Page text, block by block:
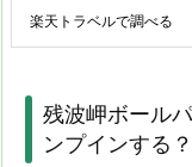
楽天トラベルで調べる
残波岬ボール
ンプインする？